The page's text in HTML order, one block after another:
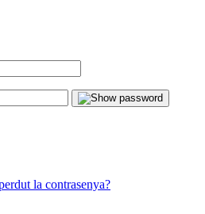
la contrasenya?